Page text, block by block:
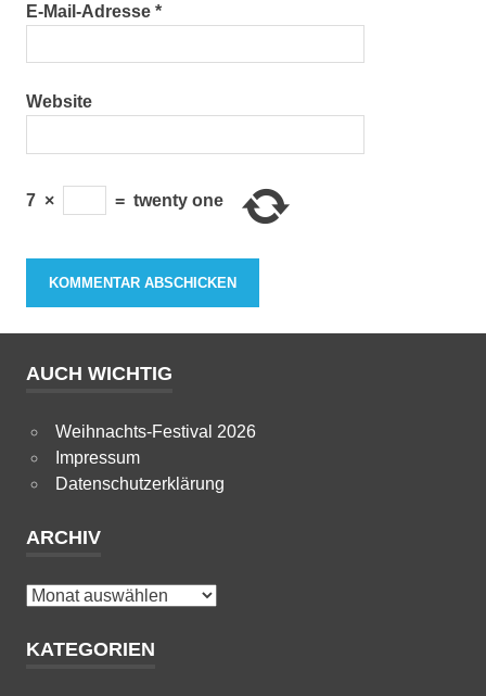
E-Mail-Adresse *
Website
7 × = twenty one
AUCH WICHTIG
Weihnachts-Festival 2026
Impressum
Datenschutzerklärung
ARCHIV
Archiv
KATEGORIEN